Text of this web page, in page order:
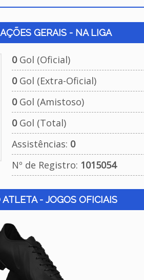
GERAIS - NA LIGA
0Gol (Oficial)
0Gol (Extra-Oficial)
0Gol (Amistoso)
0Gol (Total)
Assistências: 0
Nº de Registro: 1015054
ATLETA - JOGOS OFICIAIS